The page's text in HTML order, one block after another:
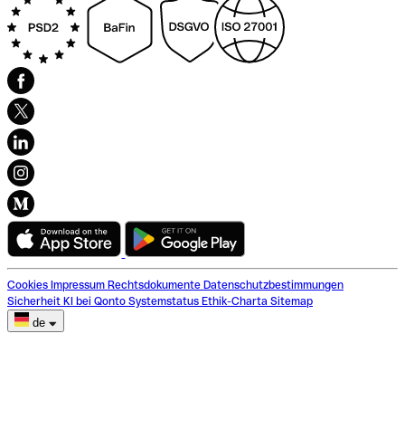
Cookies Impressum Rechtsdokumente Datenschutzbestimmungen
Sicherheit KI bei Qonto Systemstatus Ethik-Charta Sitemap
de